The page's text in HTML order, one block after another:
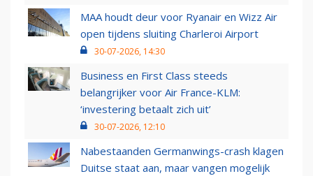
MAA houdt deur voor Ryanair en Wizz Air
open tijdens sluiting Charleroi Airport
30-07-2026, 14:30
Business en First Class steeds
belangrijker voor Air France-KLM:
‘investering betaalt zich uit’
30-07-2026, 12:10
Nabestaanden Germanwings-crash klagen
Duitse staat aan, maar vangen mogelijk